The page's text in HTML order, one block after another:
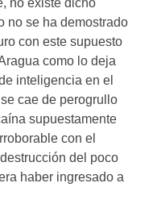
no existe dicho
no se ha demostrado
con este supuesto
como lo deja
inteligencia en el
cae de perogrullo
supuestamente
con el
del poco
haber ingresado a